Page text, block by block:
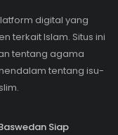
digital yang
terkait Islam. Situs ini
tentang agama
tentang isu-
Siap